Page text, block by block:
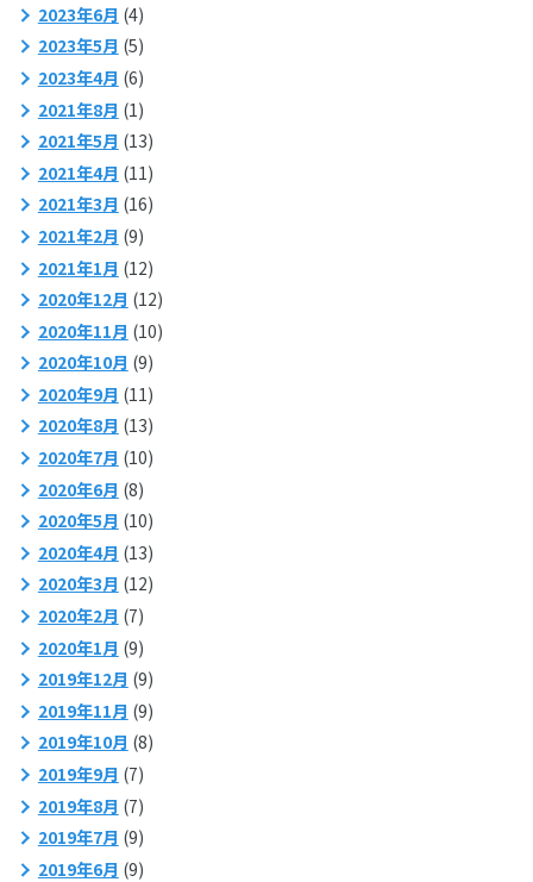
2023年6月 (4)
2023年5月 (5)
2023年4月 (6)
2021年8月 (1)
2021年5月 (13)
2021年4月 (11)
2021年3月 (16)
2021年2月 (9)
2021年1月 (12)
2020年12月 (12)
2020年11月 (10)
2020年10月 (9)
2020年9月 (11)
2020年8月 (13)
2020年7月 (10)
2020年6月 (8)
2020年5月 (10)
2020年4月 (13)
2020年3月 (12)
2020年2月 (7)
2020年1月 (9)
2019年12月 (9)
2019年11月 (9)
2019年10月 (8)
2019年9月 (7)
2019年8月 (7)
2019年7月 (9)
2019年6月 (9)